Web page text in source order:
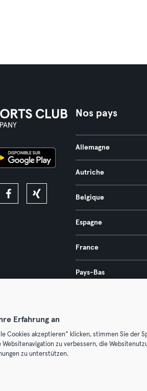
Nos pays
Allemagne
Autriche
Belgique
Espagne
France
Pays-Bas
GmbH. All rights reserved.
Erfahrung an
Cookies akzeptieren“ klicken, stimmen Sie der
Websitenavigation zu verbessern, die
zu unterstützen.